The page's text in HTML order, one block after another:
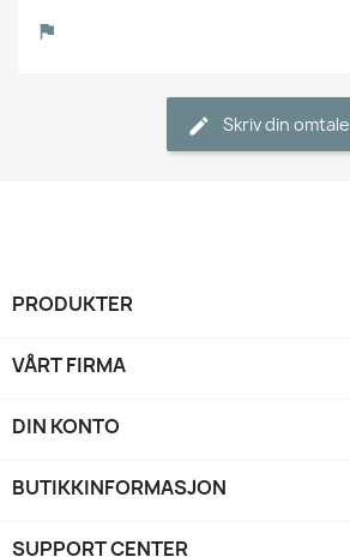
Skriv din omtale
PRODUKTER
VÅRT FIRMA
DIN KONTO
BUTIKKINFORMASJON
SUPPORT CENTER